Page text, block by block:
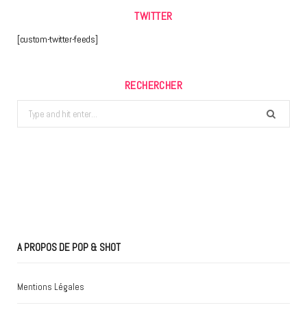
TWITTER
[custom-twitter-feeds]
RECHERCHER
Search
for:
A PROPOS DE POP & SHOT
Mentions Légales